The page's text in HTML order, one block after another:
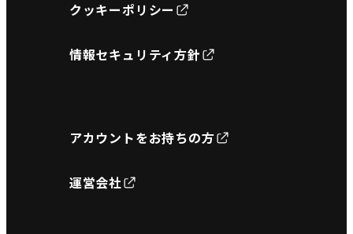
クッキーポリシー
情報セキュリティ方針
アカウントをお持ちの方
運営会社